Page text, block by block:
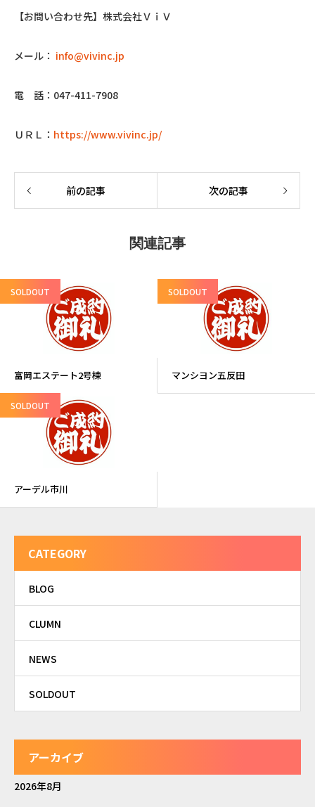
【お問い合わせ先】株式会社ＶｉＶ
メール： info@vivinc.jp
電 話：047-411-7908
ＵＲＬ： https://www.vivinc.jp/
前の記事 次の記事
関連記事
SOLDOUT
富岡エステート2号棟
SOLDOUT
マンシヨン五反田
SOLDOUT
アーデル市川
CATEGORY
BLOG
CLUMN
NEWS
SOLDOUT
アーカイブ
2026年8月